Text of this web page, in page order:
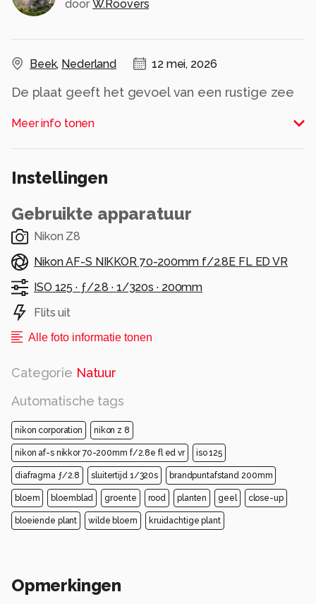
door W.Roovers
Beek, Nederland 12 mei, 2026
De plaat geeft het gevoel van een rustige zee
Meer info tonen
Instellingen
Gebruikte apparatuur
Nikon Z8
Nikon AF-S NIKKOR 70-200mm f/2.8E FL ED VR
ISO 125 · ƒ/2.8 · 1/320s · 200mm
Flits uit
Alle foto informatie tonen
Categorie Natuur
Automatische tags
nikon corporation nikon z 8
nikon af-s nikkor 70-200mm f/2.8e fl ed vr iso 125
diafragma ƒ/2.8 sluitertijd 1/320s brandpuntafstand 200mm
bloem bloemblad groente rood planten geel close-up
bloeiende plant wilde bloem kruidachtige plant
Opmerkingen